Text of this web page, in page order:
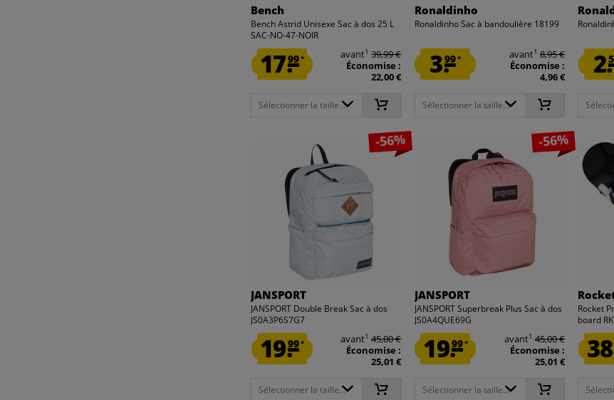
Bench
Bench Astrid Unisexe Sac à dos 25 L
SAC-NO-47-NOIR
17.99* avant1 39,99 €
Économise :
22,00 €
Sélectionner la taille...
Ronaldinho
Ronaldinho Sac à bandoulière 18199
3.99* avant1 8,95 €
Économise :
4,96 €
Sélectionner la taille...
2.
-56%
JANSPORT
JANSPORT Double Break Sac à dos
JS0A3P6S7G7
19.99* avant1 45,00 €
Économise :
25,01 €
Sélectionner la taille...
-56%
JANSPORT
JANSPORT Superbreak Plus Sac à dos
JS0A4QUE69G
19.99* avant1 45,00 €
Économise :
25,01 €
Sélectionner la taille...
Rocket
board